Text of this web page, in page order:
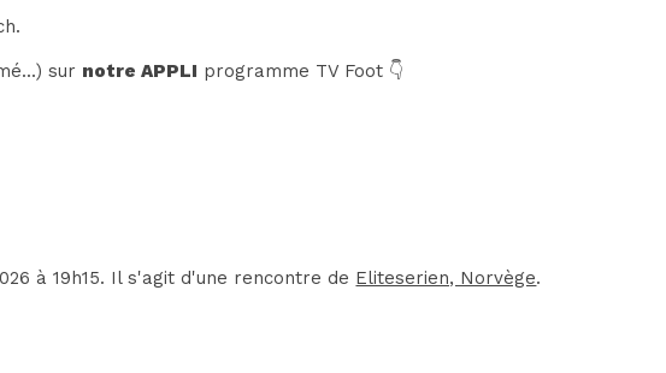
sur notre APPLI programme TV Foot 👇
à 19h15. Il s'agit d'une rencontre de Eliteserien, Norvège.